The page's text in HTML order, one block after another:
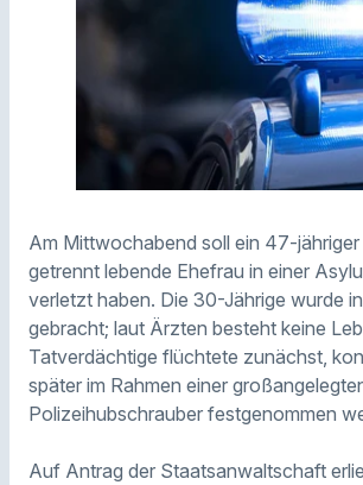
Am Mittwochabend soll ein 47-jähriger
getrennt lebende Ehefrau in einer
verletzt haben. Die 30-Jährige wurde
gebracht; laut Ärzten besteht keine
Tatverdächtige flüchtete zunächst,
später im Rahmen einer
Polizeihubschrauber festgenommen
Auf Antrag der Staatsanwaltschaft